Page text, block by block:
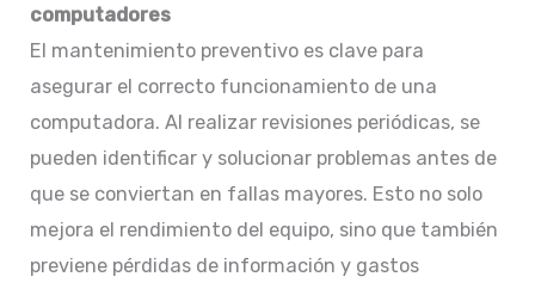
computadores
El mantenimiento preventivo es clave para
asegurar el correcto funcionamiento de una
computadora. Al realizar revisiones periódicas, se
pueden identificar y solucionar problemas antes de
que se conviertan en fallas mayores. Esto no solo
mejora el rendimiento del equipo, sino que también
previene pérdidas de información y gastos